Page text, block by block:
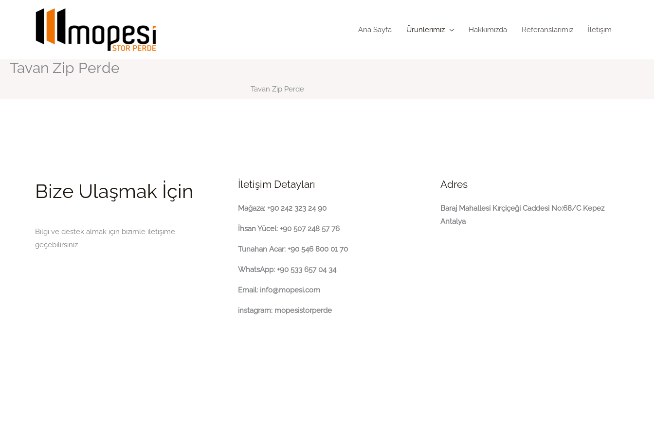
Ana Sayfa
Ürünlerimiz Hakkımızda Referanslarımız İletişim
Tavan Zip Perde
Tavan Zip Perde
Bize Ulaşmak İçin
Bilgi ve destek almak için bizimle iletişime
geçebilirsiniz
İletişim Detayları
Mağaza: +90 242 323 24 90
İhsan Yücel: +90 507 248 57 76
Tunahan Acar: +90 546 800 01 70
WhatsApp: +90 533 657 04 34
Email: info@mopesi.com
instagram: mopesistorperde
Adres
Baraj Mahallesi Kırçiçeği Caddesi No:68/C Kepez
Antalya